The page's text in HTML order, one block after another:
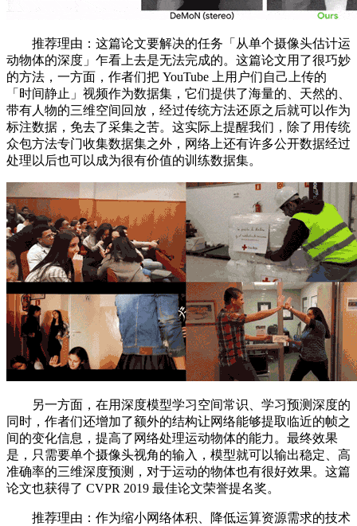
推荐理由：这篇论文要解决的任务「从单个摄像头估计运
动物体的深度」乍看上去是无法完成的。这篇论文用了很巧妙
的方法，一方面，作者们把 YouTube 上用户们自己上传的
「时间静止」视频作为数据集，它们提供了海量的、天然的、
带有人物的三维空间回放，经过传统方法还原之后就可以作为
标注数据，免去了采集之苦。这实际上提醒我们，除了用传统
众包方法专门收集数据集之外，网络上还有许多公开数据经过
处理以后也可以成为很有价值的训练数据集。
另一方面，在用深度模型学习空间常识、学习预测深度的
同时，作者们还增加了额外的结构让网络能够提取临近的帧之
间的变化信息，提高了网络处理运动物体的能力。最终效果
是，只需要单个摄像头视角的输入，模型就可以输出稳定、高
准确率的三维深度预测，对于运动的物体也有很好效果。这篇
论文也获得了 CVPR 2019 最佳论文荣誉提名奖。
推荐理由：作为缩小网络体积、降低运算资源需求的技术